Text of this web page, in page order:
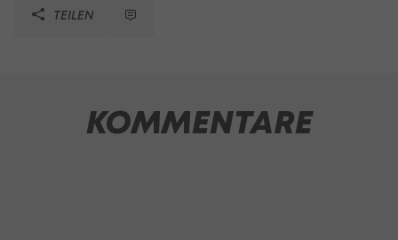
TEILEN
KOMMENTARE